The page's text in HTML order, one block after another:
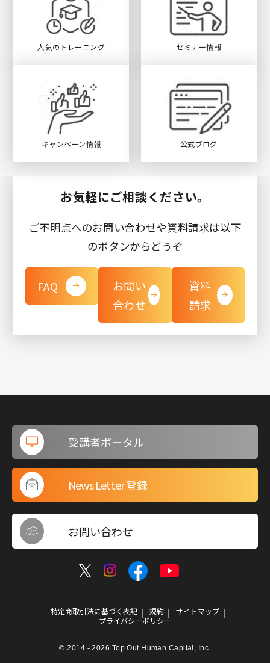
人気のトレーニング セミナー情報
キャンペーン情報 公式ブログ
お気軽にご相談ください。
ご不明点へのお問い合わせや資料請求は以下
のボタンからどうぞ
FAQ
お問い
合わせ
資料
請求
特定商取引法に基づく表記 規約
サイトマップ
プライバシーポリシー
受講者ポータル
News Letter 登録
お問い合わせ
© 2014 - 2026 Top Out Human Capital, Inc.